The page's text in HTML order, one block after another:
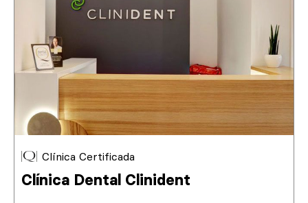
Clínica Certificada
Clínica Dental Clinident